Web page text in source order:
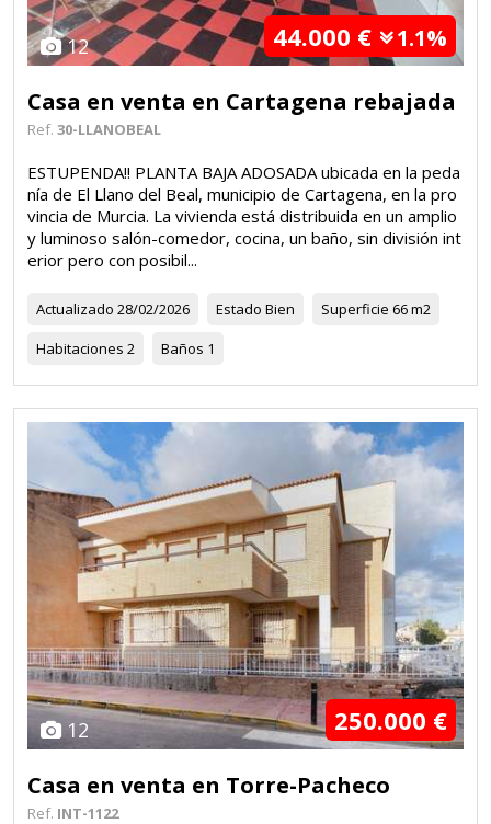
12 44.000 € 1.1%
Casa en venta en Cartagena rebajada
Ref. 30-LLANOBEAL
ESTUPENDA!! PLANTA BAJA ADOSADA ubicada en la peda
nía de El Llano del Beal, municipio de Cartagena, en la pro
vincia de Murcia. La vivienda está distribuida en un amplio
y luminoso salón-comedor, cocina, un baño, sin división int
erior pero con posibil...
Actualizado 28/02/2026 Estado Bien Superficie 66 m2
Habitaciones 2 Baños 1
12 250.000 €
Casa en venta en Torre-Pacheco
Ref. INT-1122